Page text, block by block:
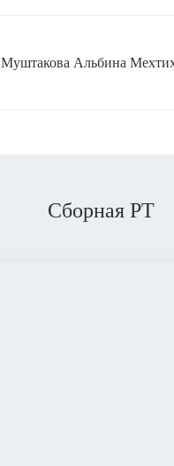
Муштакова Альбина
Сборная РТ